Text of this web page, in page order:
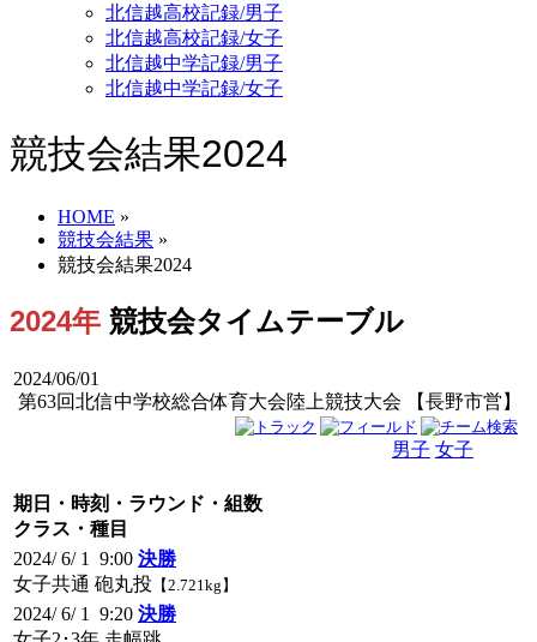
北信越高校記録/男子
北信越高校記録/女子
北信越中学記録/男子
北信越中学記録/女子
競技会結果2024
HOME »
競技会結果 »
競技会結果2024
2024年 競技会タイムテーブル
2024/06/01
第63回北信中学校総合体育大会陸上競技大会 【長野市営】
男子 女子
期日・時刻・ラウンド・組数
クラス・種目
2024/ 6/ 1 9:00 決勝
女子共通 砲丸投 【2.721kg】
2024/ 6/ 1 9:20 決勝